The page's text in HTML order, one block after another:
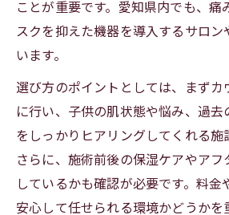
ことが重要です。愛知県内でも、痛
スクを抑えた機器を導入するサロン
います。
選び方のポイントとしては、まず
に行い、子供の肌状態や悩み、過
をしっかりヒアリングしてくれる施
さらに、施術前後の保湿ケアやア
しているかも確認が必要です。料金
安心して任せられる環境かどうかを